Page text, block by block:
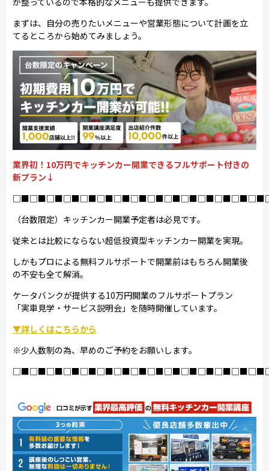
まずは、自分の売りたいメニューや営業形態について計画を立
てるところから始めてみましょう。
業界初！10万円でキッチンカー開業できるフルサポート付きの
新プラン↓
（台数限定）キッチンカー開業予定者は必見です。
従来とは比較にならない超低投資型キッチンカー開業を実現。
しかもプロによる無料フルサポートで開業前はもちろん開業後
の不安も全て解消。
ケータバンクが提供する10万円開業のフルサポートプラン
「実車見学・サービス説明会」を随時開催しています。
▼詳しくはこちらから
※少人数制の為、早めのご予約をお願いします。